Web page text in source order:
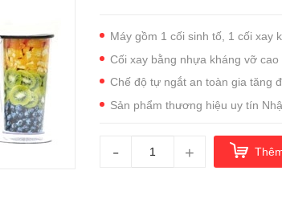
Máy gồm 1 cối sinh tố, 1 cối xay
Cối xay bằng nhựa kháng vỡ cao
Chế độ tự ngắt an toàn gia tăng
Sản phẩm thương hiệu uy tín
- +